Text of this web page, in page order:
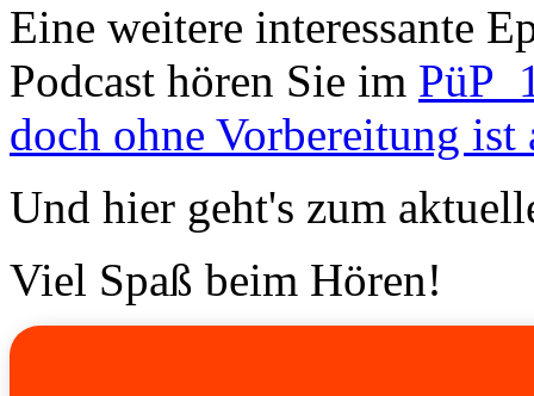
Eine weitere interessante
Podcast hören Sie im
doch ohne Vorbereitung ist
Und hier geht's zum
Viel Spaß beim Hören!